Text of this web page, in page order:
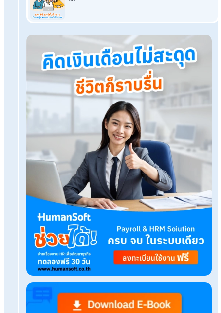
คำนวณเงินเดือนง่าย จ่ายเงินเร็วด้วยบริการรับทำเงินเดือน
คำนวณเวลาทำงานอย่างแม่นยำ ให้บริการรับจ้างทำเงินเดือน
คุณ
โปรแกรมเงินเดือน HumanSoft
ทดลองใช้ฟรี 30 วันครบทุกฟังก์ชัน
บริการขึ้นระบบ ฟรี ไม่มีค่าใช้จ่ายใดๆ ทั้งสิ้น ยกเลิกเมื่อไหร่ก็ได้
ทดลองใช้งานฟรี
Tags:
จ่ายเงินเดือน
เรื่องที่คุณอาจสนใจ